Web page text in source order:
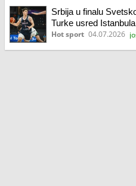
Srbija u finalu
Turke usred
Amerima!
Hot sport 04.07.2026